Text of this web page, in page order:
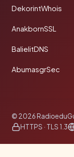
DekorintWhois
AnakbornSSL
BalielitDNS
AbumasgrSec
© 2026
HTTPS · TLS 1.3